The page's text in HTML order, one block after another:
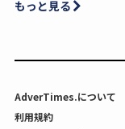
もっと見る
AdverTimes.について
利用規約